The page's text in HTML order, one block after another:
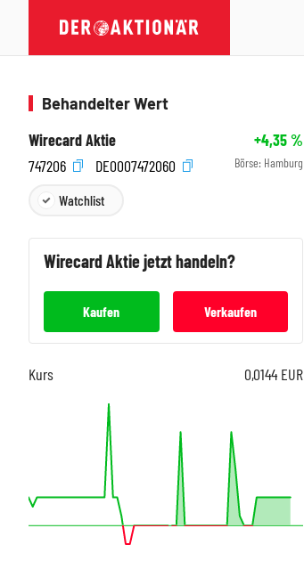
Behandelter Wert
Wirecard Aktie
+4,35%
747206
DE0007472060 Börse: Hamburg
Watchlist
WirecardAktie jetzt handeln?
Kaufen Verkaufen
Kurs 0,0144 EUR